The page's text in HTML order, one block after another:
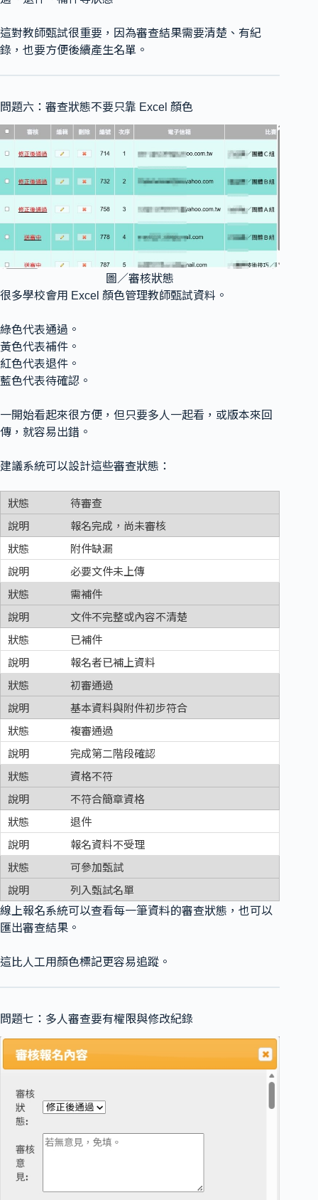
這對教師甄試很重要，因為審查結果需要清楚、有紀
錄，也要方便後續產生名單。
問題六：審查狀態不要只靠 Excel 顏色
圖／審核狀態
很多學校會用 Excel 顏色管理教師甄試資料。
綠色代表通過。
黃色代表補件。
紅色代表退件。
藍色代表待確認。
一開始看起來很方便，但只要多人一起看，或版本來回
傳，就容易出錯。
建議系統可以設計這些審查狀態：
待審查
報名完成，尚未審核
附件缺漏
必要文件未上傳
需補件
文件不完整或內容不清楚
已補件
報名者已補上資料
初審通過
基本資料與附件初步符合
複審通過
完成第二階段確認
資格不符
不符合簡章資格
退件
報名資料不受理
可參加甄試
列入甄試名單
線上報名系統可以查看每一筆資料的審查狀態，也可以
匯出審查結果。
這比人工用顏色標記更容易追蹤。
問題七：多人審查要有權限與修改紀錄